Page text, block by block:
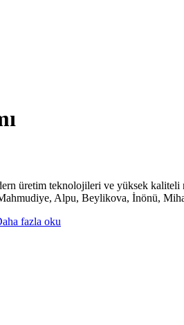
üretim teknolojileri ve yüksek
Alpu, Beylikova, İnönü,
fazla oku